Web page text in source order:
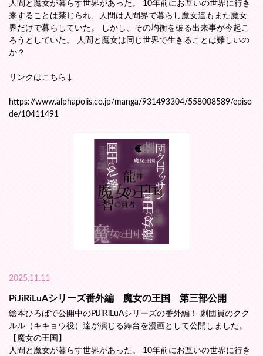
人間と魔女が暮らす世界があった。 10年前にお互いの世界に行き
来することは禁じられ、人間は人間界で暮らし魔女達もまた魔女
界だけで暮らしていた。 しかし、その均衡を破る出来事が今起こ
ろうとしていた。 人間と魔女は同じ世界で生きることは難しいの
か？
リンクはこちら↓
https://www.alphapolis.co.jp/manga/931493304/558008589/episo
de/10411491
2025.11.11
PiJiRiLuAシリーズ番外編 魔女の王国 第三部公開
絵本ひろばで公開中のPiJiRiLuAシリーズの番外編！ 劇団員のクク
ルル（キキョウ役）達が演じる舞台を漫画として公開しました。
【魔女の王国】
人間と魔女が暮らす世界があった。 10年前にお互いの世界に行き